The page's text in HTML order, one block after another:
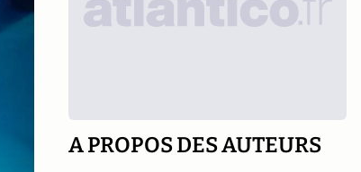
A PROPOS DES AUTEURS